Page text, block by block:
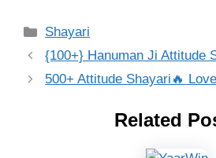
Categories
Shayari
{100+} Hanuman Ji Attitude
500+ Attitude Shayari🔥
Related